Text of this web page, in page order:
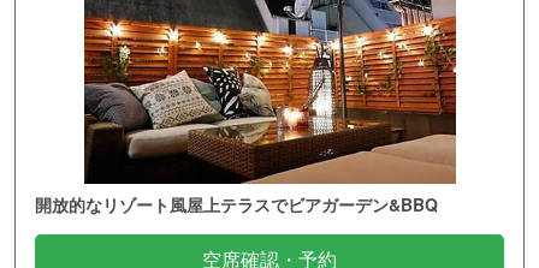
開放的なリゾート風屋上テラスでビアガーデン&BBQ
空席確認・予約